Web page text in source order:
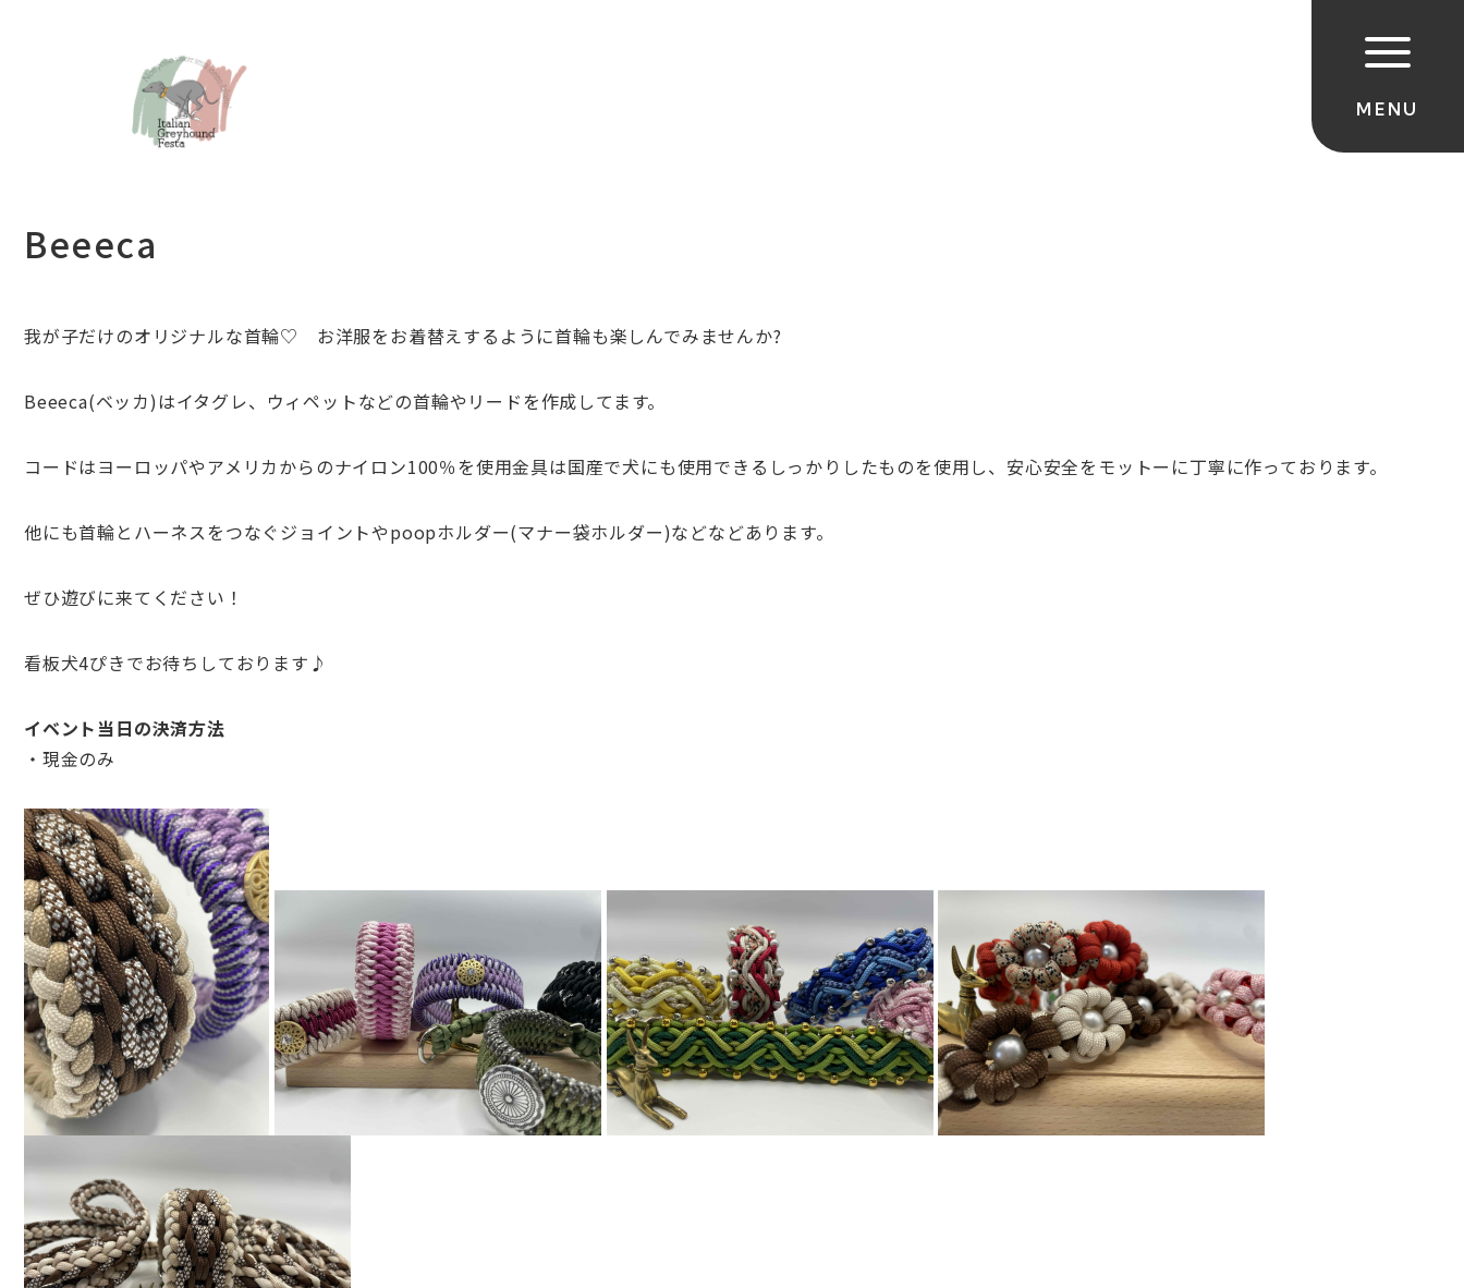
Beeeca
我が子だけのオリジナルな首輪♡ お洋服をお着替えするよ うに首輪も楽しんでみませんか?
Beeeca(ベッカ)はイタグレ、ウィペットなどの首輪やリー ドを作成してます。
コードはヨーロッパやアメリカからのナイロン100％を使用金具は国産で犬にも使用できるしっかりしたものを使用し、安心安全をモットーに丁寧に作っております。
他にも首輪とハーネスをつなぐジョイントやpoopホルダー(マナー袋ホルダー)などなどあります。
ぜひ遊びに来てく ださい！
看板犬4ぴきでお待ちしております♪
イベント当日の決済方法
・現金のみ